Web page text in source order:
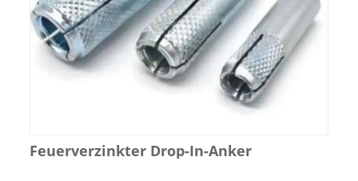
Feuerverzinkter Drop-In-Anker